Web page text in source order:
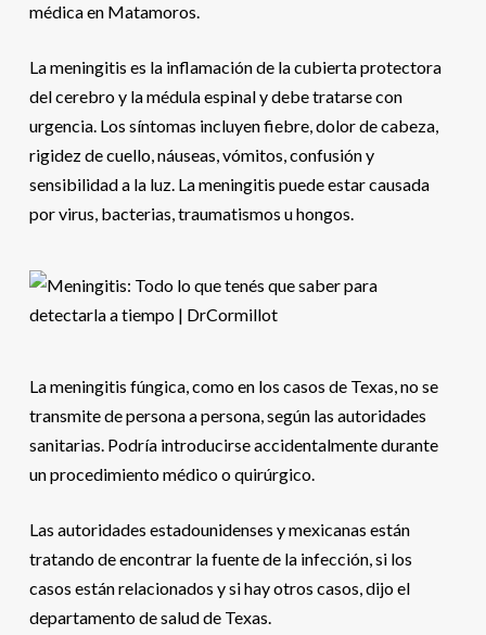
médica en Matamoros.
La meningitis es la inflamación de la cubierta protectora
del cerebro y la médula espinal y debe tratarse con
urgencia. Los síntomas incluyen fiebre, dolor de cabeza,
rigidez de cuello, náuseas, vómitos, confusión y
sensibilidad a la luz. La meningitis puede estar causada
por virus, bacterias, traumatismos u hongos.
La meningitis fúngica, como en los casos de Texas, no se
transmite de persona a persona, según las autoridades
sanitarias. Podría introducirse accidentalmente durante
un procedimiento médico o quirúrgico.
Las autoridades estadounidenses y mexicanas están
tratando de encontrar la fuente de la infección, si los
casos están relacionados y si hay otros casos, dijo el
departamento de salud de Texas.